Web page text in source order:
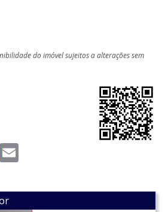
do imóvel sujeitos a alterações sem
Twitter